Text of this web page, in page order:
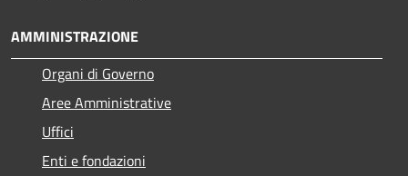
AMMINISTRAZIONE
Organi di Governo
Aree Amministrative
Uffici
Enti e fondazioni